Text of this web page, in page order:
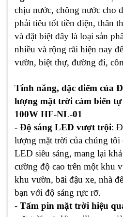
chịu nước, chông nước cho
phải tiêu tốt tiền điện, thân
và đặt biệt đây là loại sản
nhiều và rộng rãi hiện nay
vườn, biệt thự, đường đi,
Tính năng, đặc điểm của
lượng mặt trời cảm biến tự
100W HF-NL-01
- Độ sáng LED vượt trội:
lượng mặt trời của chúng tôi
LED siêu sáng, mang lại
cường độ cao trên một khu
khu vườn, bãi đậu xe, nhà
bạn với độ sáng rực rỡ.
- Tấm pin mặt trời hiệu